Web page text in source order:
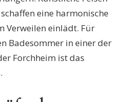
eine harmonische
Verweilen einlädt. Für
Badesommer in einer der
Forchheim ist das